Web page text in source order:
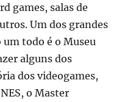
games, salas de
Um dos grandes
todo é o Museu
alguns dos
dos videogames,
o Master